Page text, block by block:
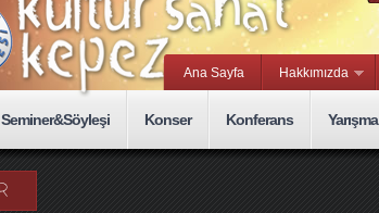
Ana Sayfa Hakkımızda
Seminer&Söyleşi Konser Konferans Yarışma